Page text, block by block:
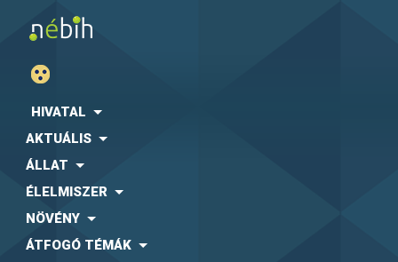
HIVATAL
AKTUÁLIS
ÁLLAT
ÉLELMISZER
NÖVÉNY
ÁTFOGÓ TÉMÁK